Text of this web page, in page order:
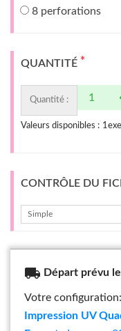
8 perforations
QUANTITÉ *
Quantité :
Valeurs disponibles : 1
CONTRÔLE DU
Simple
local_shipping Départ prévu
Votre configuration:
Impression UV